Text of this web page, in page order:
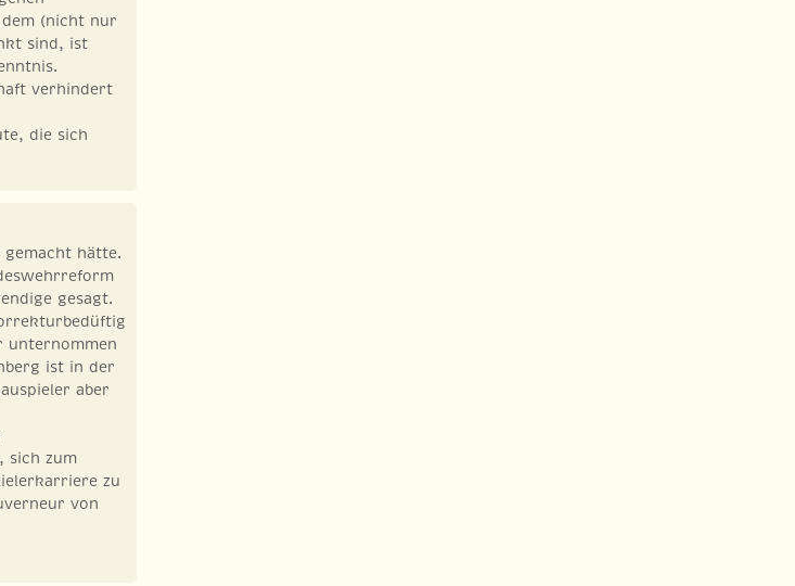
(nicht nur
sind, ist
verhindert
die sich
hätte.
gesagt.
unternommen
ist in der
aber
sich zum
zu
von